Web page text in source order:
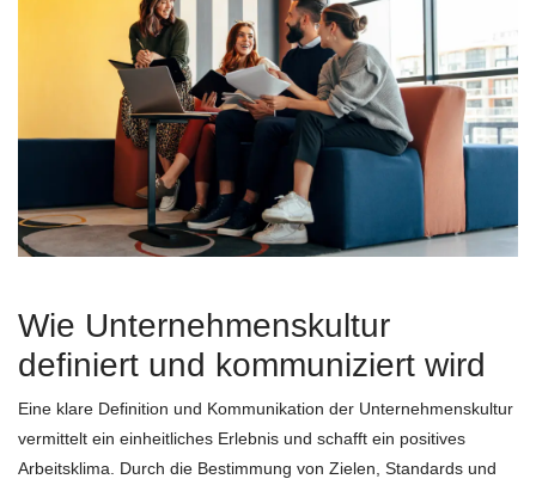
Wie Unternehmenskultur
definiert und kommuniziert wird
Eine klare Definition und Kommunikation der Unternehmenskultur
vermittelt ein einheitliches Erlebnis und schafft ein positives
Arbeitsklima. Durch die Bestimmung von Zielen, Standards und